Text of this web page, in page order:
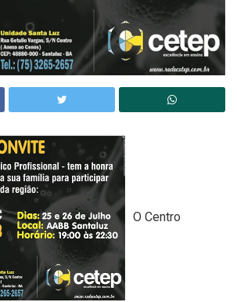
O Centro